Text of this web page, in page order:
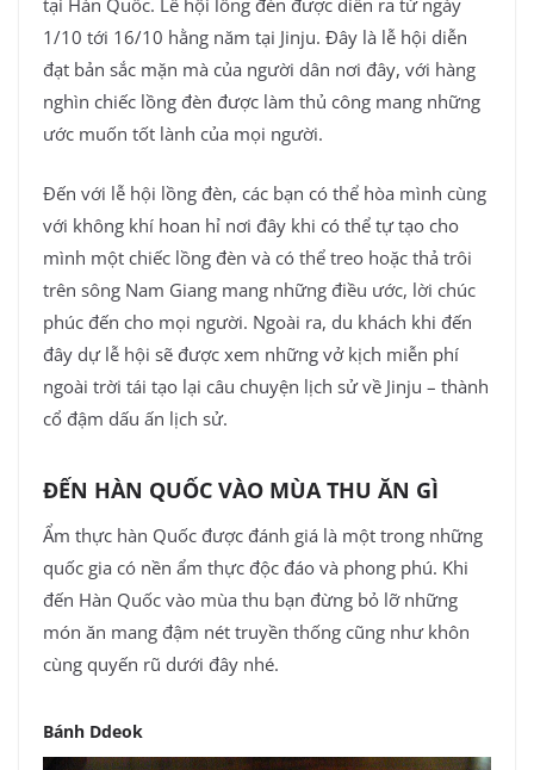
tại Hàn Quốc. Lễ hội lồng đèn được diễn ra từ ngày
1/10 tới 16/10 hằng năm tại Jinju. Đây là lễ hội diễn
đạt bản sắc mặn mà của người dân nơi đây, với hàng
nghìn chiếc lồng đèn được làm thủ công mang những
ước muốn tốt lành của mọi người.
Đến với lễ hội lồng đèn, các bạn có thể hòa mình cùng
với không khí hoan hỉ nơi đây khi có thể tự tạo cho
mình một chiếc lồng đèn và có thể treo hoặc thả trôi
trên sông Nam Giang mang những điều ước, lời chúc
phúc đến cho mọi người. Ngoài ra, du khách khi đến
đây dự lễ hội sẽ được xem những vở kịch miễn phí
ngoài trời tái tạo lại câu chuyện lịch sử về Jinju – thành
cổ đậm dấu ấn lịch sử.
ĐẾN HÀN QUỐC VÀO MÙA THU ĂN GÌ
Ẩm thực hàn Quốc được đánh giá là một trong những
quốc gia có nền ẩm thực độc đáo và phong phú. Khi
đến Hàn Quốc vào mùa thu bạn đừng bỏ lỡ những
món ăn mang đậm nét truyền thống cũng như khôn
cùng quyến rũ dưới đây nhé.
Bánh Ddeok